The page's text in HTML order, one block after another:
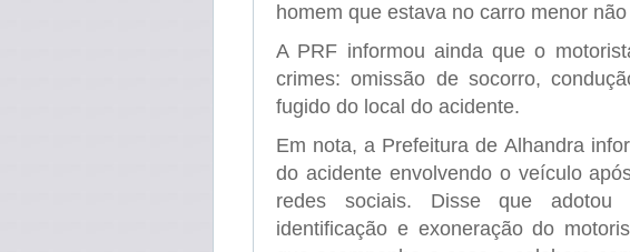
homem que estava no carro menor
A PRF informou ainda que o
crimes: omissão de socorro,
fugido do local do acidente.
Em nota, a Prefeitura de Alhandra
do acidente envolvendo o veículo
redes sociais. Disse que adotou
identificação e exoneração do